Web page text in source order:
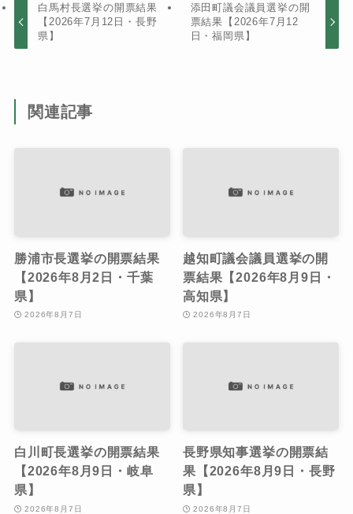
白馬村長選挙の開票結果
【2026年7月12日・長野
県】
添田町議会議員選挙の開
票結果【2026年7月12
日・福岡県】
関連記事
勝浦市長選挙の開票結果
【2026年8月2日・千葉
県】
2026年8月7日
越知町議会議員選挙の開
票結果【2026年8月9日・
高知県】
2026年8月7日
白川町長選挙の開票結果
【2026年8月9日・岐阜
県】
2026年8月7日
長野県知事選挙の開票結
果【2026年8月9日・長野
県】
2026年8月7日